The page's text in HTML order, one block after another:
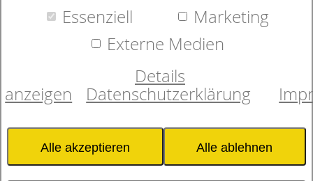
Essenziell
Marketing
Externe Medien
Details
anzeigen
Datenschutzerklärung
Alle akzeptieren Alle ablehnen
Herzlich Willkommen im
Online-Shop
Sie sorgfältig ausgewählte
Matratzen, Bettwaren und